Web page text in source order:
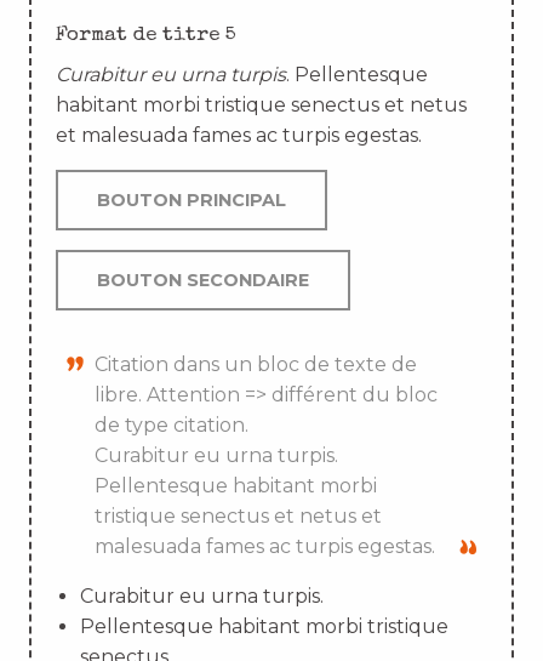
Format de titre 5
Curabitur eu urna turpis. Pellentesque
habitant morbi tristique senectus et netus
et malesuada fames ac turpis egestas.
BOUTON PRINCIPAL
BOUTON SECONDAIRE
Citation dans un bloc de texte de
libre. Attention => différent du bloc
de type citation.
Curabitur eu urna turpis.
Pellentesque habitant morbi
tristique senectus et netus et
malesuada fames ac turpis egestas.
Curabitur eu urna turpis.
Pellentesque habitant morbi tristique